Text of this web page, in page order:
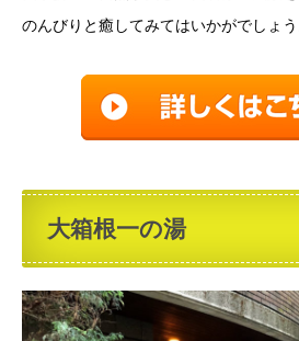
のんびりと癒してみてはいかがでしょう
大箱根一の湯